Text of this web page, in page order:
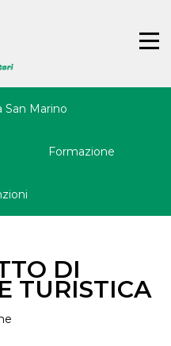
☰
San Marino
Formazione
DI
TURISTICA